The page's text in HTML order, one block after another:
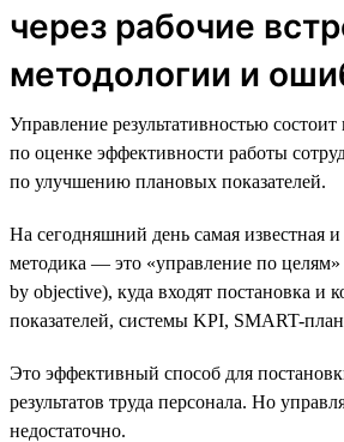
через рабочие
методологии и
Управление результативностью
по оценке эффективности работы
по улучшению плановых показателей.
На сегодняшний день самая известная
методика — это «управление по целям»
by objective), куда входят постановка и
показателей, системы KPI, SMART-
Это эффективный способ для
результатов труда персонала. Но
недостаточно.